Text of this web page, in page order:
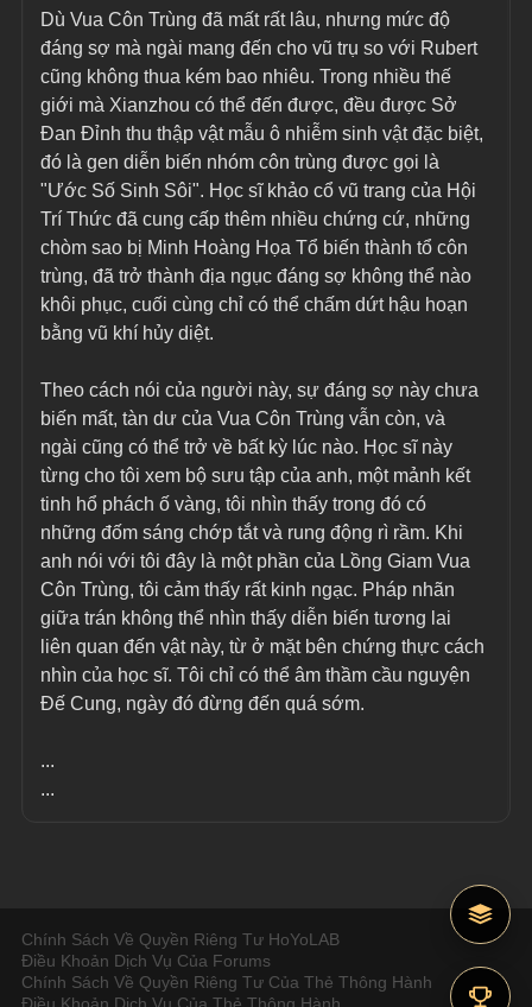
Dù Vua Côn Trùng đã mất rất lâu, nhưng mức độ
đáng sợ mà ngài mang đến cho vũ trụ so với Rubert
cũng không thua kém bao nhiêu. Trong nhiều thế
giới mà Xianzhou có thể đến được, đều được Sở
Đan Đỉnh thu thập vật mẫu ô nhiễm sinh vật đặc biệt,
đó là gen diễn biến nhóm côn trùng được gọi là
"Ước Số Sinh Sôi". Học sĩ khảo cổ vũ trang của Hội
Trí Thức đã cung cấp thêm nhiều chứng cứ, những
chòm sao bị Minh Hoàng Họa Tổ biến thành tổ côn
trùng, đã trở thành địa ngục đáng sợ không thể nào
khôi phục, cuối cùng chỉ có thể chấm dứt hậu hoạn
bằng vũ khí hủy diệt.
Theo cách nói của người này, sự đáng sợ này chưa
biến mất, tàn dư của Vua Côn Trùng vẫn còn, và
ngài cũng có thể trở về bất kỳ lúc nào. Học sĩ này
từng cho tôi xem bộ sưu tập của anh, một mảnh kết
tinh hổ phách ố vàng, tôi nhìn thấy trong đó có
những đốm sáng chớp tắt và rung động rì rầm. Khi
anh nói với tôi đây là một phần của Lồng Giam Vua
Côn Trùng, tôi cảm thấy rất kinh ngạc. Pháp nhãn
giữa trán không thể nhìn thấy diễn biến tương lai
liên quan đến vật này, từ ở mặt bên chứng thực cách
nhìn của học sĩ. Tôi chỉ có thể âm thầm cầu nguyện
Đế Cung, ngày đó đừng đến quá sớm.
...
...
Chính Sách Về Quyền Riêng Tư HoYoLAB
Điều Khoản Dịch Vụ Của Forums
Chính Sách Về Quyền Riêng Tư Của Thẻ Thông Hành